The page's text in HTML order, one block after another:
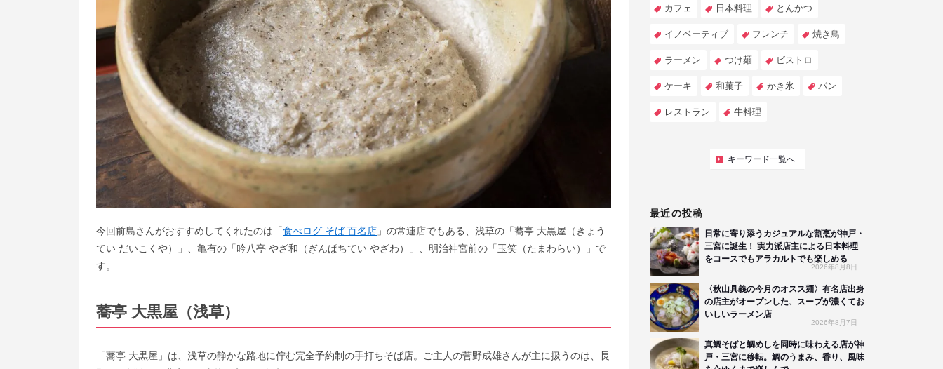
今回前島さんがおすすめしてくれたのは「食べログ そば 百名店 」の常連店でもある、浅草の「蕎亭 大黒屋（きょう
てい だいこくや）」、亀有の「吟八亭 やざ和（ぎんぱちてい やざわ）」、明治神宮前の「玉笑（たまわらい）」で
す。
蕎亭 大黒屋（浅草）
「蕎亭 大黒屋」は、浅草の静かな路地に佇む完全予約制の手打ちそば店。ご主人の菅野成雄さんが主に扱うのは、長
カフェ 日本料理 とんかつ
イノベーティブ フレンチ 焼き鳥
ラーメン つけ麺 ビストロ
ケーキ 和菓子 かき氷 パン
レストラン 牛料理
キーワード一覧へ
最近の投稿
日常に寄り添うカジュアルな割烹が神戸・
三宮に誕生！ 実力派店主による日本料理
をコースでもアラカルトでも楽しめる
2026年8月8日
〈秋山具義の今月のオスス麺〉有名店出身
の店主がオープンした、スープが濃くてお
いしいラーメン店
2026年8月7日
真鯛そばと鯛めしを同時に味わえる店が神
戸・三宮に移転。鯛のうまみ、香り、風味